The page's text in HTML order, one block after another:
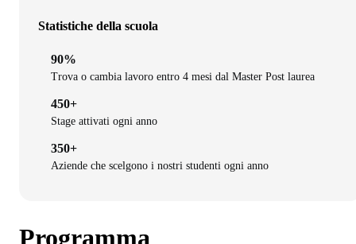
Statistiche della scuola
90%
Trova o cambia lavoro entro 4 mesi dal Master Post laurea
450+
Stage attivati ogni anno
350+
Aziende che scelgono i nostri studenti ogni anno
Programma